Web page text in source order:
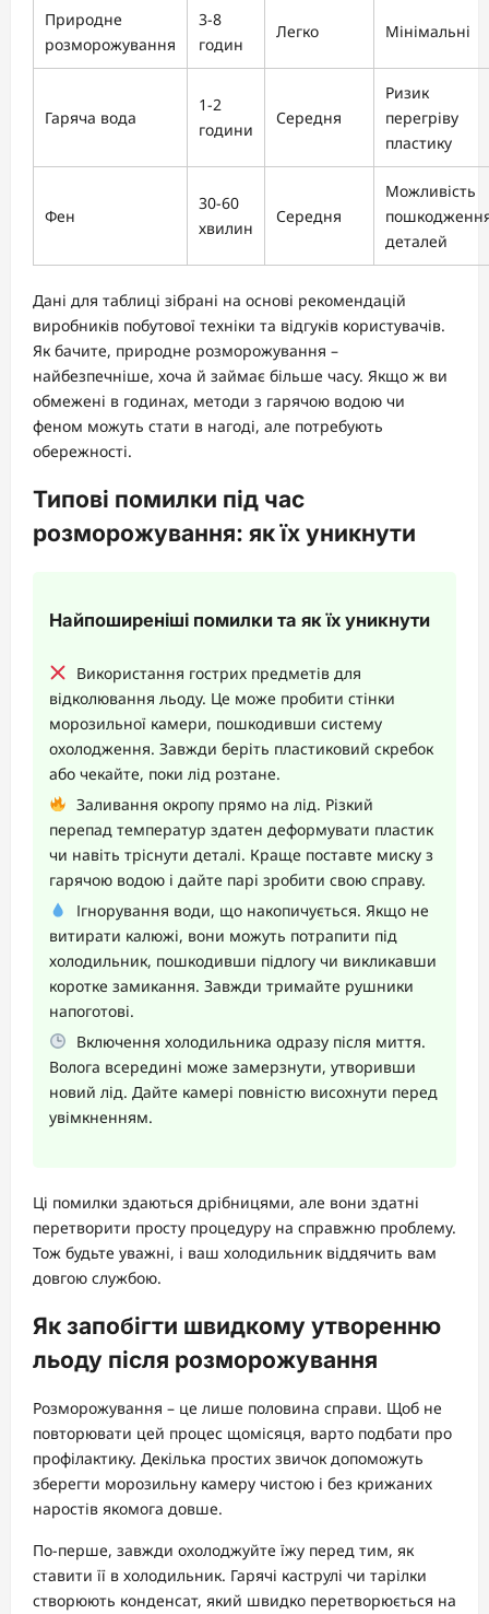
Природне
розморожування
3-8
годин
Легко Мінімальні
Гаряча вода
1-2
години
Середня
Ризик
перегріву
пластику
Фен
30-60
хвилин
Середня
Можливість
деталей
Дані для таблиці зібрані на основі рекомендацій
виробників побутової техніки та відгуків користувачів.
Як бачите, природне розморожування –
найбезпечніше, хоча й займає більше часу. Якщо ж ви
обмежені в годинах, методи з гарячою водою чи
феном можуть стати в нагоді, але потребують
обережності.
Типові помилки під час
розморожування: як їх уникнути
Найпоширеніші помилки та як їх уникнути
Використання гострих предметів для
відколювання льоду. Це може пробити стінки
морозильної камери, пошкодивши систему
охолодження. Завжди беріть пластиковий скребок
або чекайте, поки лід розтане.
Заливання окропу прямо на лід. Різкий
перепад температур здатен деформувати пластик
чи навіть тріснути деталі. Краще поставте миску з
гарячою водою і дайте парі зробити свою справу.
Ігнорування води, що накопичується. Якщо не
витирати калюжі, вони можуть потрапити під
холодильник, пошкодивши підлогу чи викликавши
коротке замикання. Завжди тримайте рушники
напоготові.
Включення холодильника одразу після миття.
Волога всередині може замерзнути, утворивши
новий лід. Дайте камері повністю висохнути перед
увімкненням.
Ці помилки здаються дрібницями, але вони здатні
перетворити просту процедуру на справжню проблему.
Тож будьте уважні, і ваш холодильник віддячить вам
довгою службою.
Як запобігти швидкому утворенню
льоду після розморожування
Розморожування – це лише половина справи. Щоб не
повторювати цей процес щомісяця, варто подбати про
профілактику. Декілька простих звичок допоможуть
зберегти морозильну камеру чистою і без крижаних
наростів якомога довше.
По-перше, завжди охолоджуйте їжу перед тим, як
ставити її в холодильник. Гарячі каструлі чи тарілки
створюють конденсат, який швидко перетворюється на